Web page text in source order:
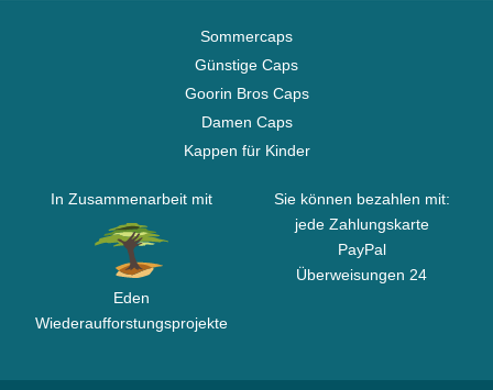
Sommercaps
Günstige Caps
Goorin Bros Caps
Damen Caps
Kappen für Kinder
In Zusammenarbeit mit
Eden
Wiederaufforstungsprojekte
Sie können bezahlen mit:
jede Zahlungskarte
PayPal
Überweisungen 24